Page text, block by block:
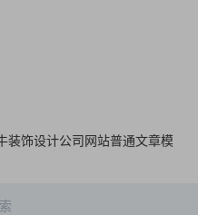
装饰设计公司网站普通文章模